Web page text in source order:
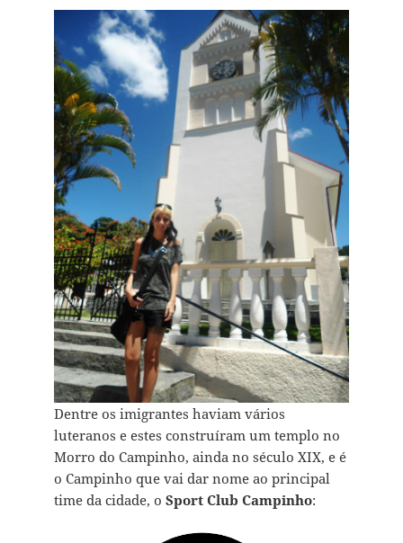
Dentre os imigrantes haviam vários
luteranos e estes construíram um templo no
Morro do Campinho, ainda no século XIX, e é
o Campinho que vai dar nome ao principal
time da cidade, o Sport Club Campinho: